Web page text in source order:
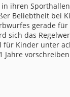
ihren
Beliebtheit bei
gerade für
sich das
für Kinder unter